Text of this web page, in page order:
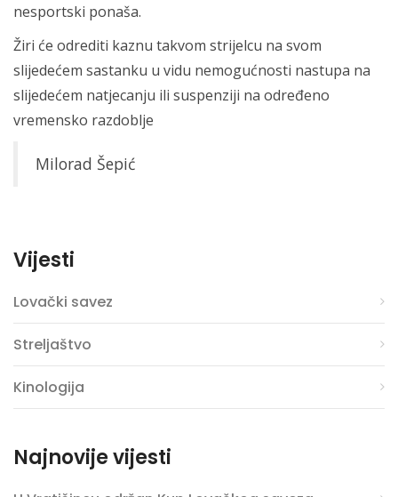
nesportski ponaša.
Žiri će odrediti kaznu takvom strijelcu na svom
slijedećem sastanku u vidu nemogućnosti nastupa na
slijedećem natjecanju ili suspenziji na određeno
vremensko razdoblje
Milorad Šepić
Vijesti
Lovački savez
Streljaštvo
Kinologija
Najnovije vijesti